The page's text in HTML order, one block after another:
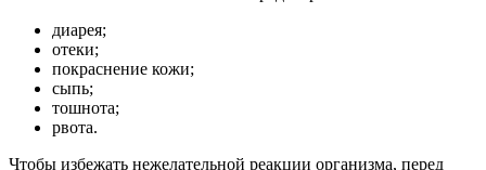
диарея;
отеки;
покраснение кожи;
сыпь;
тошнота;
рвота.
Чтобы избежать нежелательной реакции организма, перед